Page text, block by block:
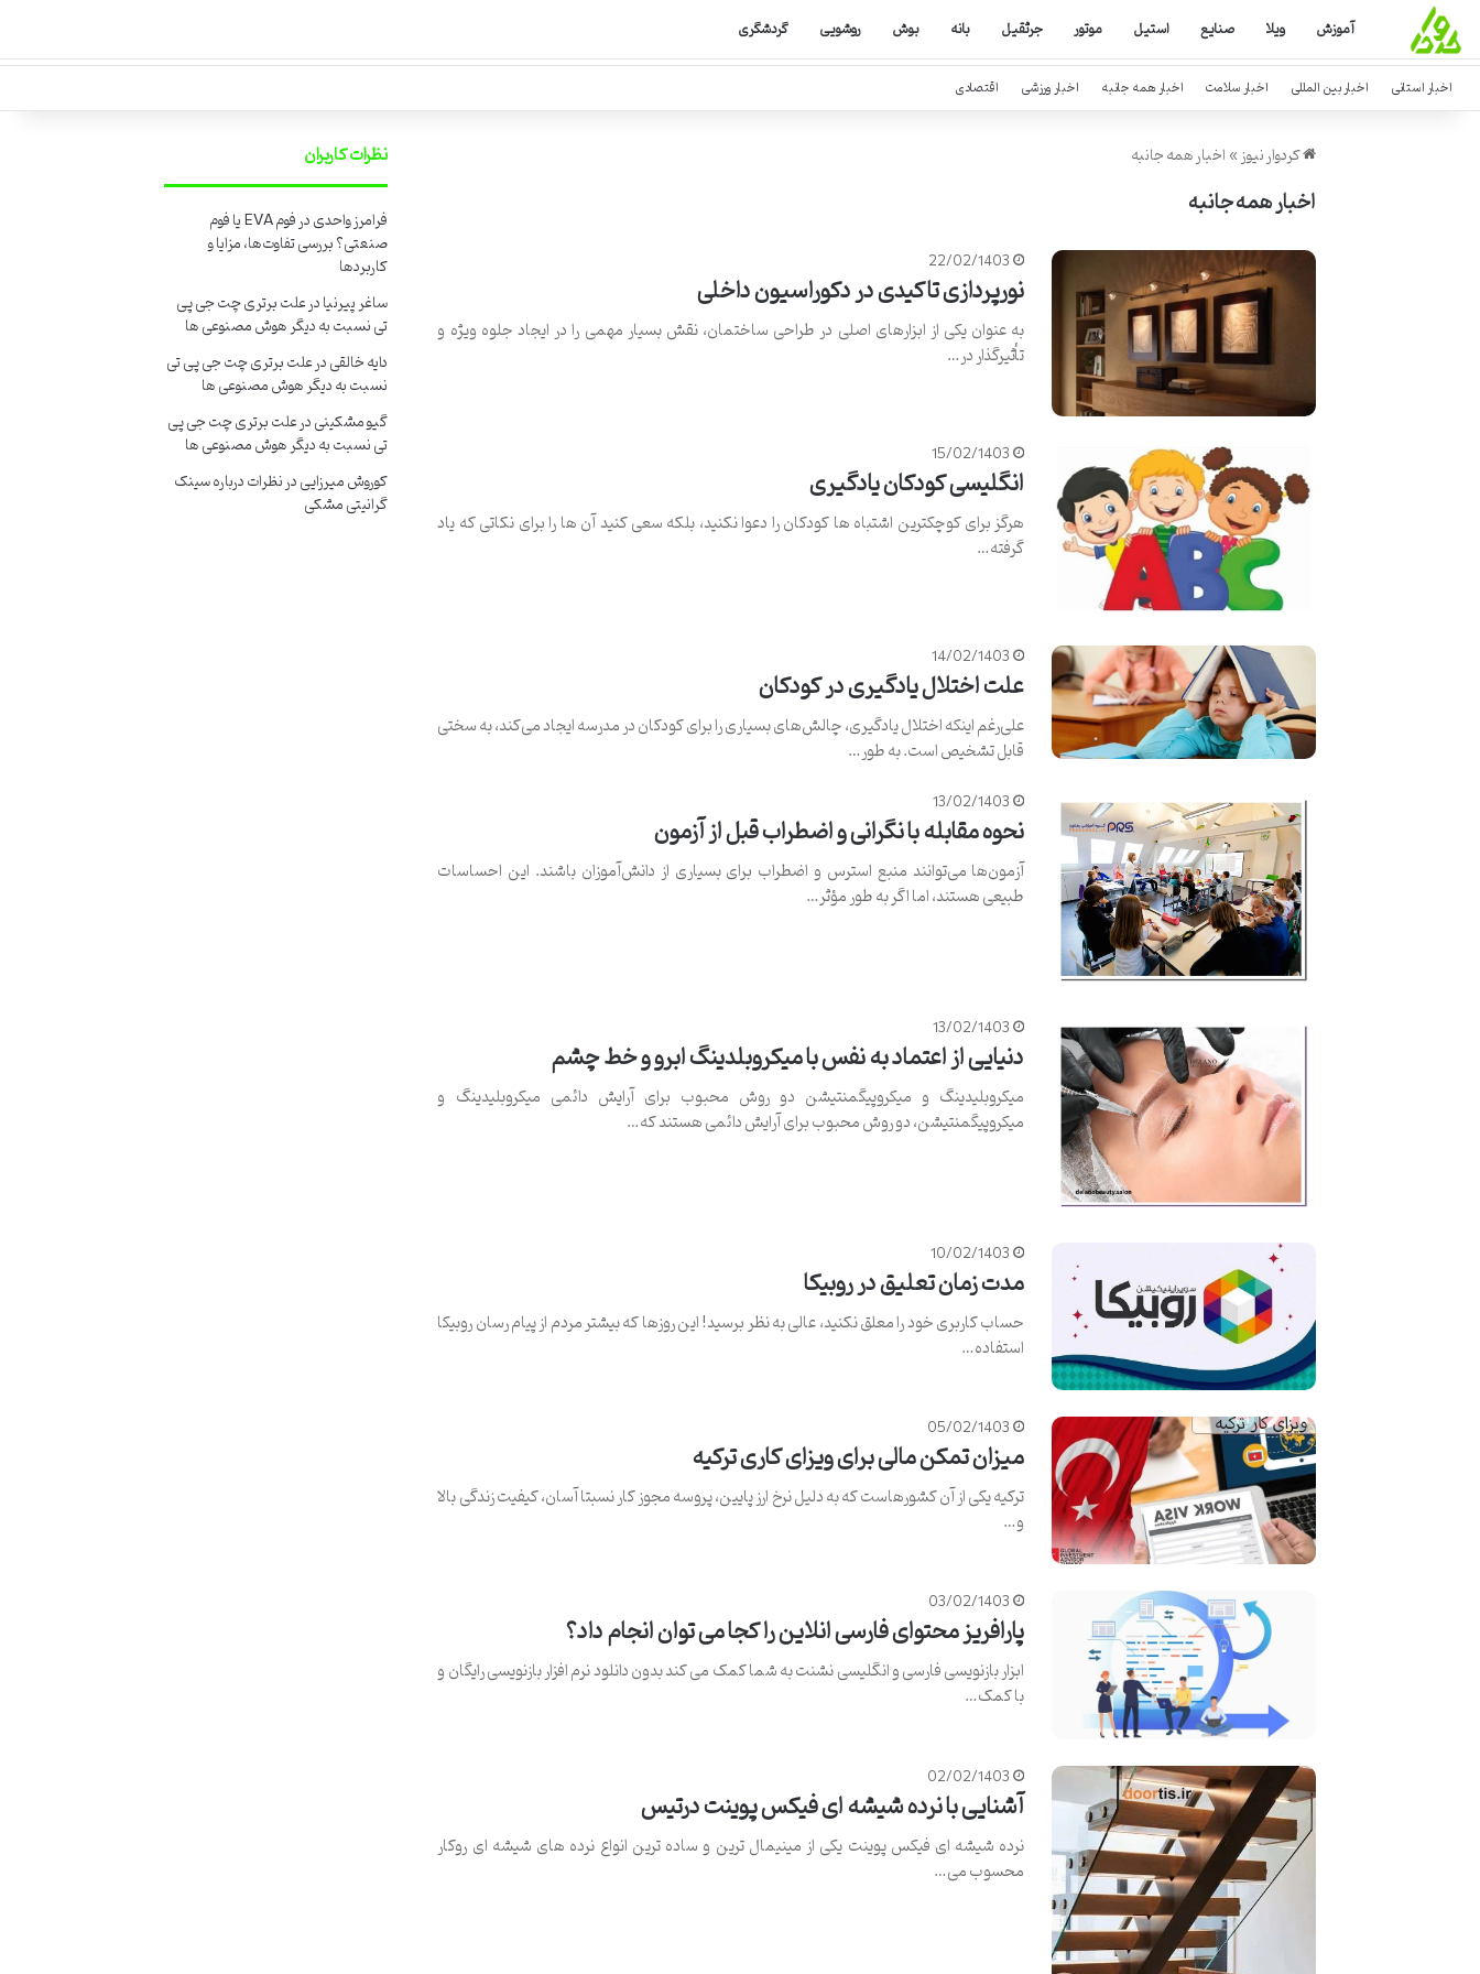
آموزش ویلا صنایع استیل موتور جرثقیل بانه بوش روشویی گردشگری
اخبار استانی اخبار بین المللی اخبار سلامت اخبار همه جانبه اخبار ورزشی اقتصادی
کردوار نیوز»اخبار همه جانبه
اخبار همه جانبه
22/02/1403
نورپردازی تاکیدی در دکوراسیون داخلی
به عنوان یکی از ابزارهای اصلی در طراحی ساختمان، نقش بسیار مهمی را در ایجاد جلوه ویژه و
تأثیرگذار در…
15/02/1403
انگلیسی کودکان یادگیری
هرگز برای کوچکترین اشتباه ها کودکان را دعوا نکنید، بلکه سعی کنید آن­ ها را برای نکاتی که یاد
گرفته…
14/02/1403
علت اختلال یادگیری در کودکان
علی‌رغم اینکه اختلال یادگیری، چالش‌های بسیاری را برای کودکان در مدرسه ایجاد می‌کند، به سختی
قابل تشخیص است. به طور…
13/02/1403
نحوه مقابله با نگرانی و اضطراب قبل از آزمون
آزمون‌ها می‌توانند منبع استرس و اضطراب برای بسیاری از دانش‌آموزان باشند. این احساسات
طبیعی هستند، اما اگر به طور مؤثر…
13/02/1403
دنیایی از اعتماد به نفس با میکروبلدینگ ابرو و خط چشم
میکروبلیدینگ و میکروپیگمنتیشن دو روش محبوب برای آرایش دائمی میکروبلیدینگ و
میکروپیگمنتیشن، دو روش محبوب برای آرایش دائمی هستند که…
10/02/1403
مدت زمان تعلیق در روبیکا
حساب کاربری خود را معلق نکنید، عالی به نظر برسید! این روزها که بیشتر مردم از پیام رسان روبیکا
استفاده…
05/02/1403
میزان تمکن مالی برای ویزای کاری ترکیه
ترکیه یکی از آن کشورهاست که به دلیل نرخ ارز پایین، پروسه مجوز کار نسبتا آسان، کیفیت زندگی بالا
و…
03/02/1403
پارافریز محتوای فارسی انلاین را کجا می توان انجام داد؟
ابزار بازنویسی فارسی و انگلیسی نشنت به شما کمک می کند بدون دانلود نرم افزار بازنویسی رایگان و
با کمک…
02/02/1403
آشنایی با نرده شیشه ای فیکس پوینت درتیس
نرده شیشه ای فیکس پوینت یکی از مینیمال ترین و ساده ترین انواع نرده های شیشه ای روکار
محسوب می…
نظرات کاربران
فرامرز واحدیدر فوم EVA یا فوم
صنعتی؟ بررسی تفاوت‌ها، مزایا و
کاربردها
ساغر پیرنیادرعلت برتری چت جی پی
تی نسبت به دیگر هوش مصنوعی ها
دایه خالقیدرعلت برتری چت جی پی تی
نسبت به دیگر هوش مصنوعی ها
گیو مشکینیدرعلت برتری چت جی پی
تی نسبت به دیگر هوش مصنوعی ها
کوروش میرزاییدرنظرات درباره سینک
گرانیتی مشکی